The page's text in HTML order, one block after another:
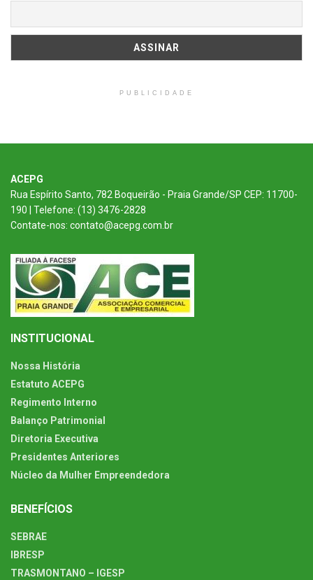
PUBLICIDADE
ACEPG
Rua Espírito Santo, 782 Boqueirão - Praia Grande/SP CEP: 11700-
190 | Telefone: (13) 3476-2828
Contate-nos: contato@acepg.com.br
INSTITUCIONAL
Nossa História
Estatuto ACEPG
Regimento Interno
Balanço Patrimonial
Diretoria Executiva
Presidentes Anteriores
Núcleo da Mulher Empreendedora
BENEFÍCIOS
SEBRAE
IBRESP
TRASMONTANO – IGESP